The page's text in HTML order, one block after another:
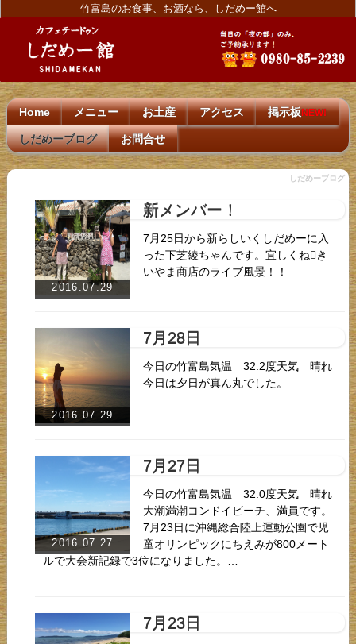
竹富島のお食事、お酒なら、しだめー館へ
Home メニュー お土産 アクセス 掲示板NEW!
しだめーブログ お問合せ
しだめーブログ
2016.07.29
新メンバー！
7月25日から新らしいくしだめーに入
った下芝綾ちゃんです。宜しくね󾬆️き
いやま商店のライブ風景！！
2016.07.29
7月28日
今日の竹富島気温 32.2度天気 晴れ
今日は夕日が真ん丸でした。
2016.07.27
7月27日
今日の竹富島気温 32.0度天気 晴れ
大潮満潮コンドイビーチ、満員です。
7月23日に沖縄総合陸上運動公園で児
童オリンピックにちえみが800メート
ルで大会新記録で3位になりました。…
7月23日